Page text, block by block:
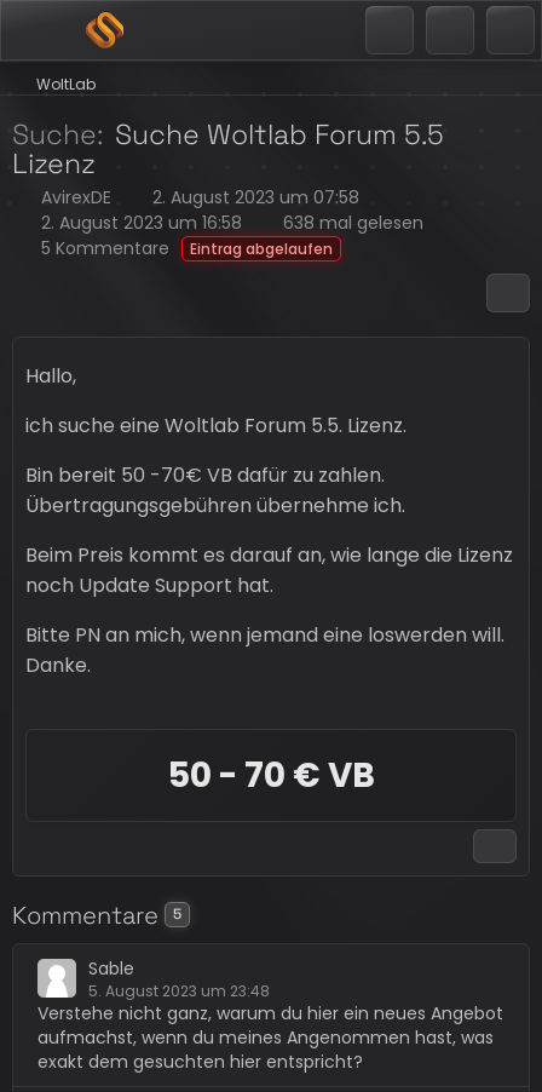
WoltLab
Suche Suche Woltlab Forum 5.5
Lizenz
AvirexDE
2. August 2023 um 07:58
2. August 2023 um 16:58
638 mal gelesen
5 Kommentare
Eintrag abgelaufen
Hallo,
ich suche eine Woltlab Forum 5.5. Lizenz.
Bin bereit 50 -70€ VB dafür zu zahlen.
Übertragungsgebühren übernehme ich.
Beim Preis kommt es darauf an, wie lange die Lizenz
noch Update Support hat.
Bitte PN an mich, wenn jemand eine loswerden will.
Danke.
50 - 70 € VB
Kommentare 5
Sable
5. August 2023 um 23:48
Verstehe nicht ganz, warum du hier ein neues Angebot
aufmachst, wenn du meines Angenommen hast, was
exakt dem gesuchten hier entspricht?